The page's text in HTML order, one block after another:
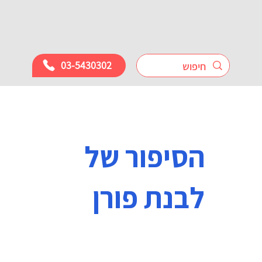
03-5430302
הסיפור של
לבנת פורן